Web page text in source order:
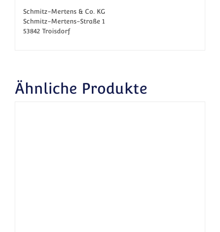
Schmitz-Mertens & Co. KG
Schmitz-Mertens-Straße 1
53842 Troisdorf
Ähnliche Produkte